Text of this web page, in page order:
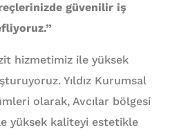
güvenilir iş
hizmetimiz ile yüksek
Yıldız Kurumsal
olarak, Avcılar bölgesi
yüksek kaliteyi estetikle